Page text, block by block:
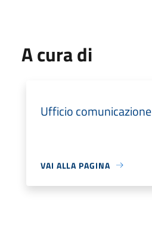
A cura di
Ufficio comunicazione
VAI ALLA PAGINA